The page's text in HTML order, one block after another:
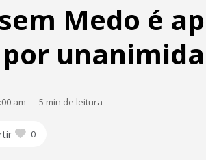
Medo é
am
5 min de leitura
0